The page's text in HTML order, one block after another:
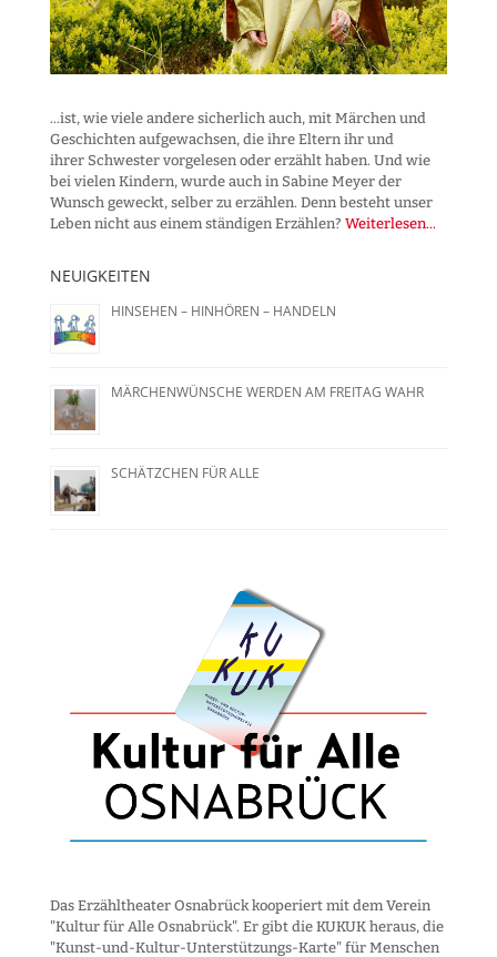
...ist, wie viele andere sicherlich auch, mit Märchen und
Geschichten aufgewachsen, die ihre Eltern ihr und
ihrer Schwester vorgelesen oder erzählt haben. Und wie
bei vielen Kindern, wurde auch in Sabine Meyer der
Wunsch geweckt, selber zu erzählen. Denn besteht unser
Leben nicht aus einem ständigen Erzählen? Weiterlesen...
NEUIGKEITEN
HINSEHEN – HINHÖREN – HANDELN
MÄRCHENWÜNSCHE WERDEN AM FREITAG WAHR
SCHÄTZCHEN FÜR ALLE
Das Erzähltheater Osnabrück kooperiert mit dem Verein
"Kultur für Alle Osnabrück". Er gibt die KUKUK heraus, die
"Kunst-und-Kultur-Unter­stützungs-Karte" für Menschen